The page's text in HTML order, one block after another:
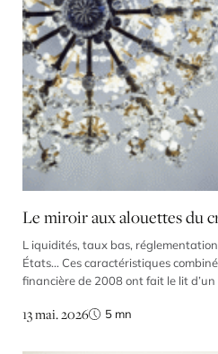
Le miroir aux alouettes du
L iquidités, taux bas,
États… Ces caractéristiques
financière de 2008 ont fait le lit
réglementation trop stricte empêche
13 mai. 2026 5 mn